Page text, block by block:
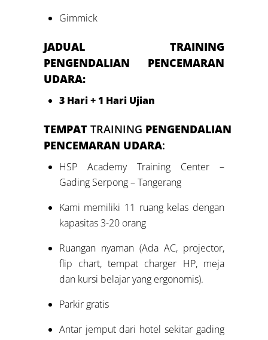
Gimmick
JADUAL TRAINING
PENGENDALIAN PENCEMARAN
UDARA:
3 Hari + 1 Hari Ujian
TEMPATTRAINING PENGENDALIAN
PENCEMARAN UDARA:
HSP Academy Training Center –
Gading Serpong – Tangerang
Kami memiliki 11 ruang kelas dengan
kapasitas 3-20 orang
Ruangan nyaman (Ada AC, projector,
flip chart, tempat charger HP, meja
dan kursi belajar yang ergonomis).
Parkir gratis
Antar jemput dari hotel sekitar gading